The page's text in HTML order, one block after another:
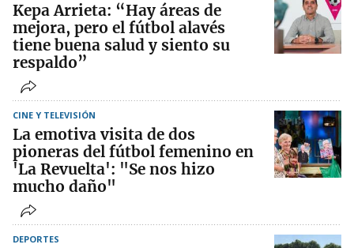
Kepa Arrieta: “Hay áreas de
mejora, pero el fútbol alavés
tiene buena salud y siento su
respaldo”
CINE Y TELEVISIÓN
La emotiva visita de dos
pioneras del fútbol femenino en
'La Revuelta': "Se nos hizo
mucho daño"
DEPORTES